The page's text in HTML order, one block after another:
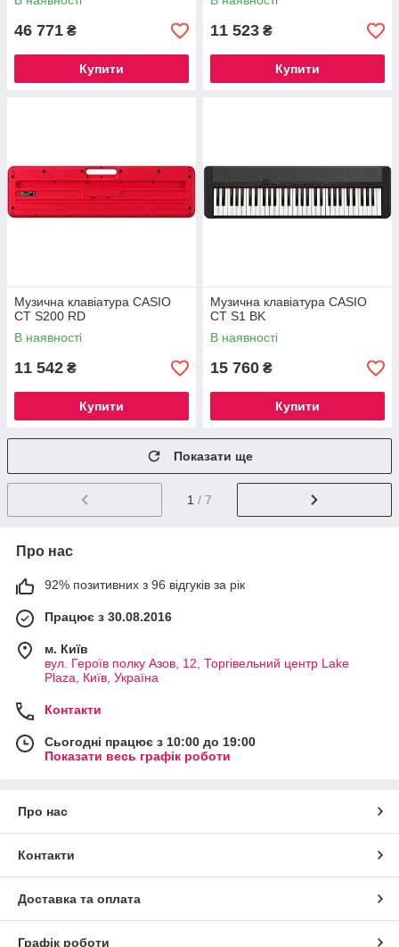
46 771 ₴
Купити
11 523 ₴
Купити
Музична клавіатура CASIO
CT S200 RD
В наявності
11 542 ₴
Купити
Музична клавіатура CASIO
CT S1 BK
В наявності
15 760 ₴
Купити
Показати ще
1 / 7
Про нас
92% позитивних з 96 відгуків за рік
Працює з 30.08.2016
м. Київ
вул. Героїв полку Азов, 12, Торгівельний центр Lake
Plaza, Київ, Україна
Контакти
Сьогодні працює з 10:00 до 19:00
Показати весь графік роботи
Про нас
Контакти
Доставка та оплата
Графік роботи